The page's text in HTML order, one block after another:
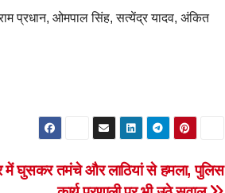
प्रधान, ओमपाल सिंह, सत्येंद्र यादव, अंकित
में घुसकर तमंचे और लाठियां से हमला, पुलिस